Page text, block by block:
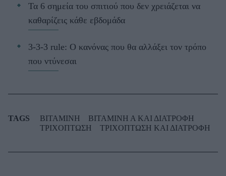
Τα 6 σημεία του σπιτιού που δεν χρειάζεται να
καθαρίζεις κάθε εβδομάδα
3-3-3 rule: Ο κανόνας που θα αλλάξει τον τρόπο
που ντύνεσαι
TAGS ΒΙΤΑΜΙΝΗ
ΒΙΤΑΜΙΝΗ Α ΚΑΙ ΔΙΑΤΡΟΦΗ
ΤΡΙΧΟΠΤΩΣΗ
ΤΡΙΧΟΠΤΩΣΗ ΚΑΙ ΔΙΑΤΡΟΦΗ